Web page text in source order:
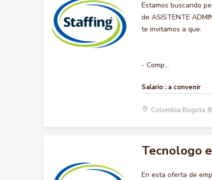
Estamos buscando
de ASISTENTE
te invitamos a que:
- Comp...
Salario : a convenir
Colombia Bogota
Tecnologo
En esta oferta de